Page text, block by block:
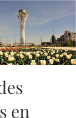
en